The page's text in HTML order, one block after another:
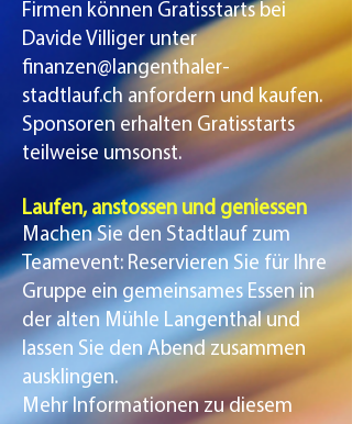
Firmen können Gratisstarts bei
Davide Villiger unter
finanzen@langenthaler-
stadtlauf.ch anfordern und kaufen.
Sponsoren erhalten Gratisstarts
teilweise umsonst.
Laufen, anstossen und geniessen
Machen Sie den Stadtlauf zum
Teamevent: Reservieren Sie für Ihre
Gruppe ein gemeinsames Essen in
der alten Mühle Langenthal und
lassen Sie den Abend zusammen
ausklingen.
Mehr Informationen zu diesem